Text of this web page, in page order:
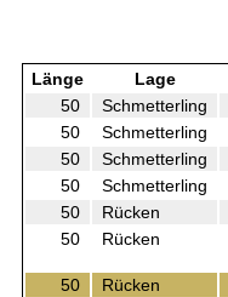
Länge Lage
50
Schmetterling
50
Schmetterling
50
Schmetterling
50
Schmetterling
50
Rücken
50
Rücken
50 Rücken